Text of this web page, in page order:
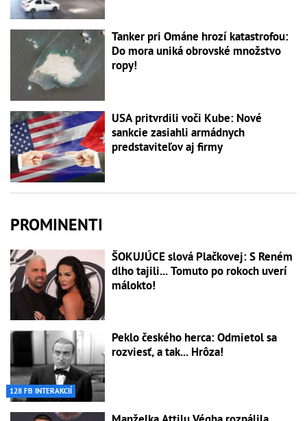
Tanker pri Ománe hrozí katastrofou:
Do mora uniká obrovské množstvo
ropy!
USA pritvrdili voči Kube: Nové
sankcie zasiahli armádnych
predstaviteľov aj firmy
PROMINENTI
ŠOKUJÚCE slová Plačkovej: S Reném
dlho tajili... Tomuto po rokoch uverí
málokto!
128 FB INTERAKCIÍ
Peklo českého herca: Odmietol sa
rozviesť, a tak... Hrôza!